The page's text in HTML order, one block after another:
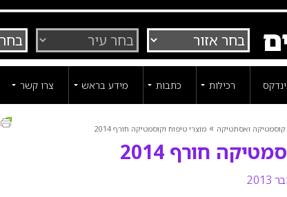
רכילות כתבות מידע בראש צרו קשר
קוסמטיקה ואסתטיקה » מוצרי טיפוח וקוסמטיקה חורף 2014
חורף 2014